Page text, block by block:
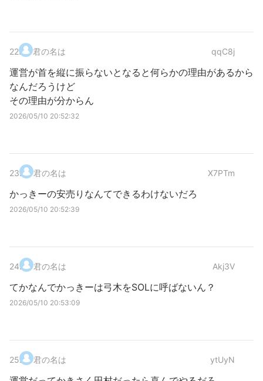
22. 君の名は qqC8j
運営が首を縦に振らないとなると何らかの理由があるから
なんだろうけど
その理由が分からん
2026/05/10 20:52:32
23. 君の名は X7PTm
かっきーの安売りなんてできるわけないだろ
2026/05/10 20:52:39
24. 君の名は Akj3V
てかなんでかっきーは弓木をSOLに呼ばないん？
2026/05/10 20:53:09
25. 君の名は ytUyN